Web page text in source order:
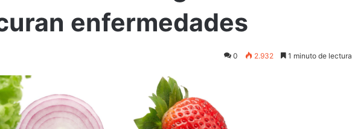
enfermedades
0 2.932 1 minuto de lectura